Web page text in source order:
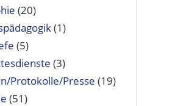
(20)
(1)
(5)
(3)
Protokolle/Presse (19)
(51)